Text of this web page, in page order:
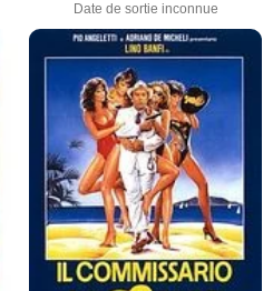
Date de sortie inconnue